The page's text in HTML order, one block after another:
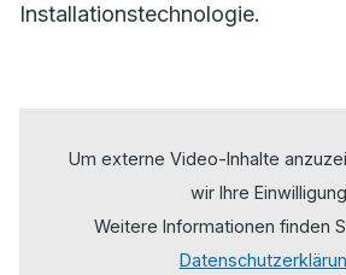
Installationstechnologie.
Um externe Video-Inhalte
wir Ihre
Weitere Informationen finden